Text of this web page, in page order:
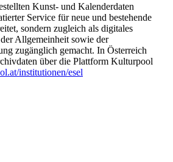
Kunst- und Kalenderdaten
Service für neue und bestehende
sondern zugleich als digitales
Allgemeinheit sowie der
zugänglich gemacht. In Österreich
über die Plattform Kulturpool
institutionen/esel